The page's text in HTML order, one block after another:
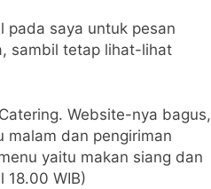
pada saya untuk pesan
sambil tetap lihat-lihat
Website-nya bagus,
malam dan pengiriman
yaitu makan siang dan
18.00 WIB)